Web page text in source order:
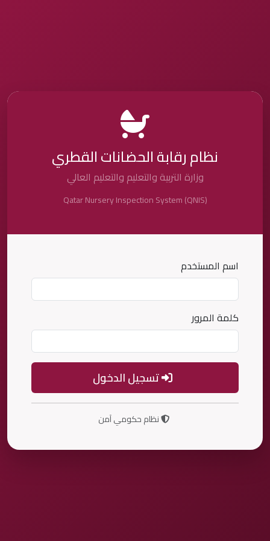
نظام رقابة الحضانات القطري
وزارة التربية والتعليم والتعليم العالي
Qatar Nursery Inspection System (QNIS)
اسم المستخدم
كلمة المرور
تسجيل الدخول
نظام حكومي آمن